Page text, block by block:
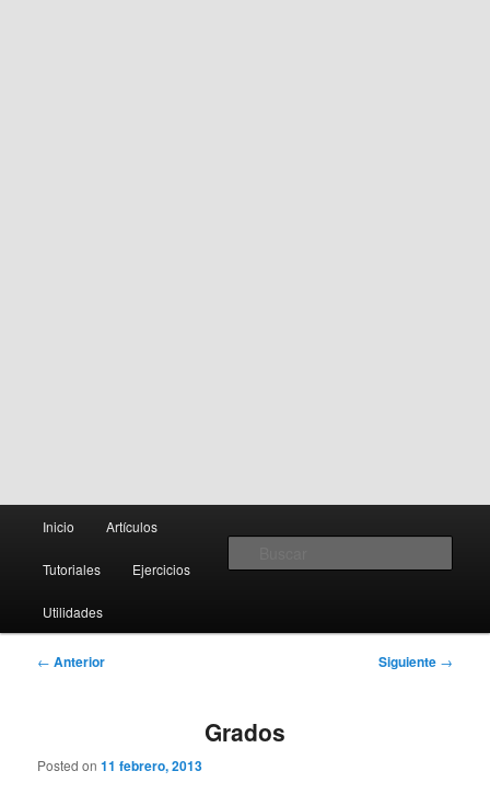
Creando Partituras
Teoría y notación musical, software y MIDI
principal
Ir
al
contenido
principal
Ir
al
contenido
secundario
Inicio Artículos
Tutoriales Ejercicios
Utilidades
Navegación
← Anterior Siguiente →
Grados
Posted on11 febrero, 2013